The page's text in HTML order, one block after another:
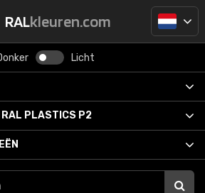
RALkleuren.com
Licht
RAL PLASTICS P2